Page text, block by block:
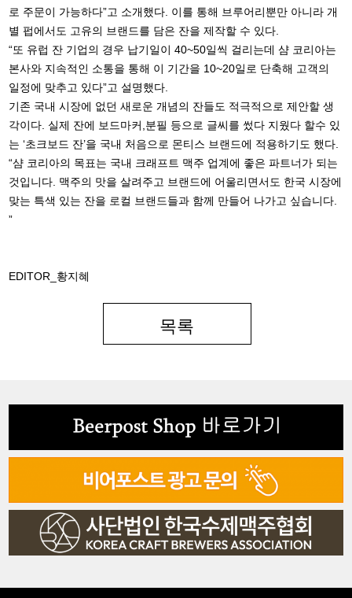
로 주문이 가능하다”고 소개했다. 이를 통해 브루어리뿐만 아니라 개
별 펍에서도 고유의 브랜드를 담은 잔을 제작할 수 있다.
“또 유럽 잔 기업의 경우 납기일이 40~50일씩 걸리는데 샴 코리아는
본사와 지속적인 소통을 통해 이 기간을 10~20일로 단축해 고객의
일정에 맞추고 있다”고 설명했다.
기존 국내 시장에 없던 새로운 개념의 잔들도 적극적으로 제안할 생
각이다. 실제 잔에 보드마커,분필 등으로 글씨를 썼다 지웠다 할수 있
는 ‘초크보드 잔’을 국내 처음으로 몬티스 브랜드에 적용하기도 했다.
“샴 코리아의 목표는 국내 크래프트 맥주 업계에 좋은 파트너가 되는
것입니다. 맥주의 맛을 살려주고 브랜드에 어울리면서도 한국 시장에
맞는 특색 있는 잔을 로컬 브랜드들과 함께 만들어 나가고 싶습니다.
”
EDITOR_황지혜
목록